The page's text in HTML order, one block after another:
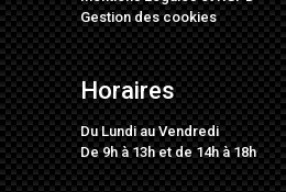
Gestion des cookies
Horaires
Du Lundi au Vendredi
De 9h à 13h et de 14h à 18h